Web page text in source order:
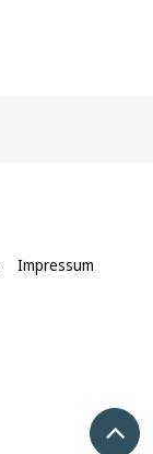
Impressum